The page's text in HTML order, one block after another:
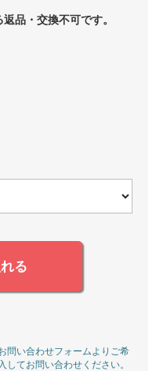
品・交換不可です。
る
問い合わせフォームよりご希
てお問い合わせください。